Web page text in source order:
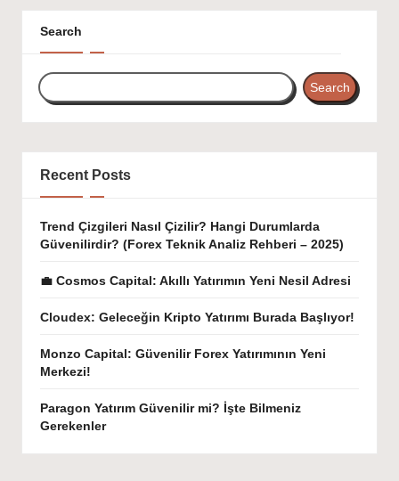
Search
Search
Recent Posts
Trend Çizgileri Nasıl Çizilir? Hangi Durumlarda
Güvenilirdir? (Forex Teknik Analiz Rehberi – 2025)
💼 Cosmos Capital: Akıllı Yatırımın Yeni Nesil Adresi
Cloudex: Geleceğin Kripto Yatırımı Burada Başlıyor!
Monzo Capital: Güvenilir Forex Yatırımının Yeni
Merkezi!
Paragon Yatırım Güvenilir mi? İşte Bilmeniz
Gerekenler